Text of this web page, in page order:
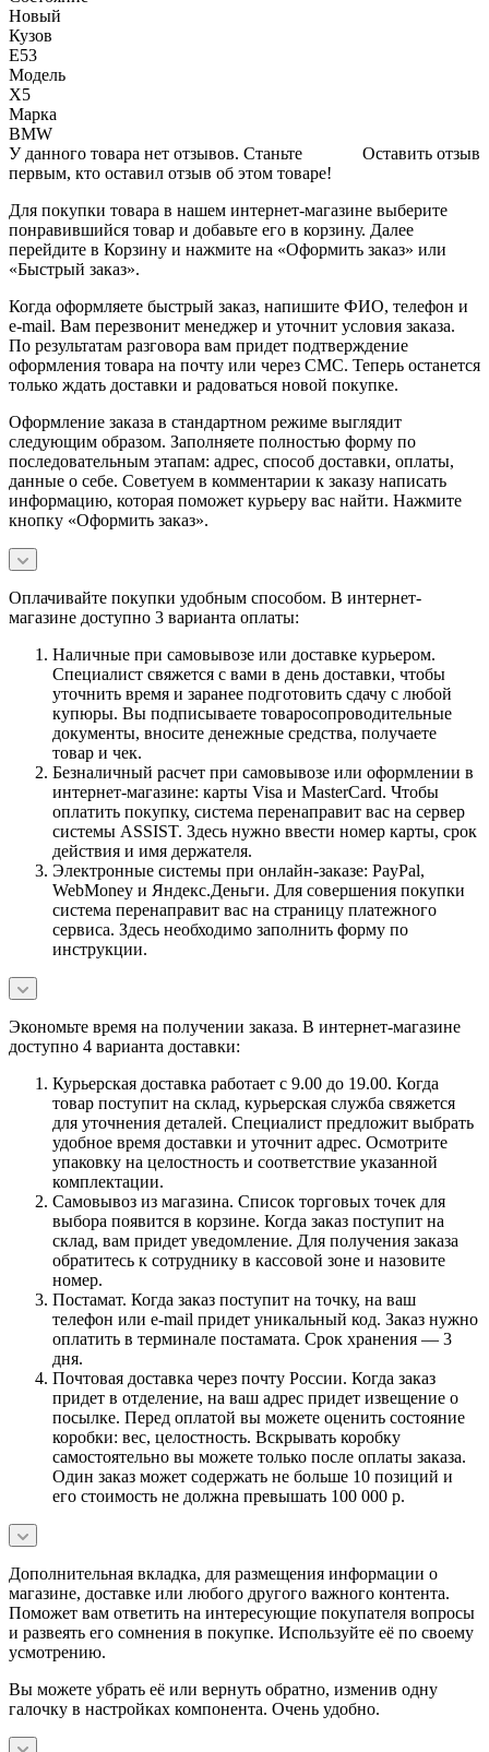
Новый
Кузов
E53
Модель
X5
Марка
BMW
Оставить отзыв
У данного товара нет отзывов. Станьте
первым, кто оставил отзыв об этом товаре!
Для покупки товара в нашем интернет-магазине выберите
понравившийся товар и добавьте его в корзину. Далее
перейдите в Корзину и нажмите на «Оформить заказ» или
«Быстрый заказ».
Когда оформляете быстрый заказ, напишите ФИО, телефон и
e-mail. Вам перезвонит менеджер и уточнит условия заказа.
По результатам разговора вам придет подтверждение
оформления товара на почту или через СМС. Теперь останется
только ждать доставки и радоваться новой покупке.
Оформление заказа в стандартном режиме выглядит
следующим образом. Заполняете полностью форму по
последовательным этапам: адрес, способ доставки, оплаты,
данные о себе. Советуем в комментарии к заказу написать
информацию, которая поможет курьеру вас найти. Нажмите
кнопку «Оформить заказ».
Оплачивайте покупки удобным способом. В интернет-
магазине доступно 3 варианта оплаты:
Наличные при самовывозе или доставке курьером.
Специалист свяжется с вами в день доставки, чтобы
уточнить время и заранее подготовить сдачу с любой
купюры. Вы подписываете товаросопроводительные
документы, вносите денежные средства, получаете
товар и чек.
Безналичный расчет при самовывозе или оформлении в
интернет-магазине: карты Visa и MasterCard. Чтобы
оплатить покупку, система перенаправит вас на сервер
системы ASSIST. Здесь нужно ввести номер карты, срок
действия и имя держателя.
Электронные системы при онлайн-заказе: PayPal,
WebMoney и Яндекс.Деньги. Для совершения покупки
система перенаправит вас на страницу платежного
сервиса. Здесь необходимо заполнить форму по
инструкции.
Экономьте время на получении заказа. В интернет-магазине
доступно 4 варианта доставки:
Курьерская доставка работает с 9.00 до 19.00. Когда
товар поступит на склад, курьерская служба свяжется
для уточнения деталей. Специалист предложит выбрать
удобное время доставки и уточнит адрес. Осмотрите
упаковку на целостность и соответствие указанной
комплектации.
Самовывоз из магазина. Список торговых точек для
выбора появится в корзине. Когда заказ поступит на
склад, вам придет уведомление. Для получения заказа
обратитесь к сотруднику в кассовой зоне и назовите
номер.
Постамат. Когда заказ поступит на точку, на ваш
телефон или e-mail придет уникальный код. Заказ нужно
оплатить в терминале постамата. Срок хранения — 3
дня.
Почтовая доставка через почту России. Когда заказ
придет в отделение, на ваш адрес придет извещение о
посылке. Перед оплатой вы можете оценить состояние
коробки: вес, целостность. Вскрывать коробку
самостоятельно вы можете только после оплаты заказа.
Один заказ может содержать не больше 10 позиций и
его стоимость не должна превышать 100 000 р.
Дополнительная вкладка, для размещения информации о
магазине, доставке или любого другого важного контента.
Поможет вам ответить на интересующие покупателя вопросы
и развеять его сомнения в покупке. Используйте её по своему
усмотрению.
Вы можете убрать её или вернуть обратно, изменив одну
галочку в настройках компонента. Очень удобно.